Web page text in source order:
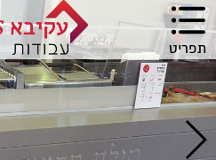
תפריט